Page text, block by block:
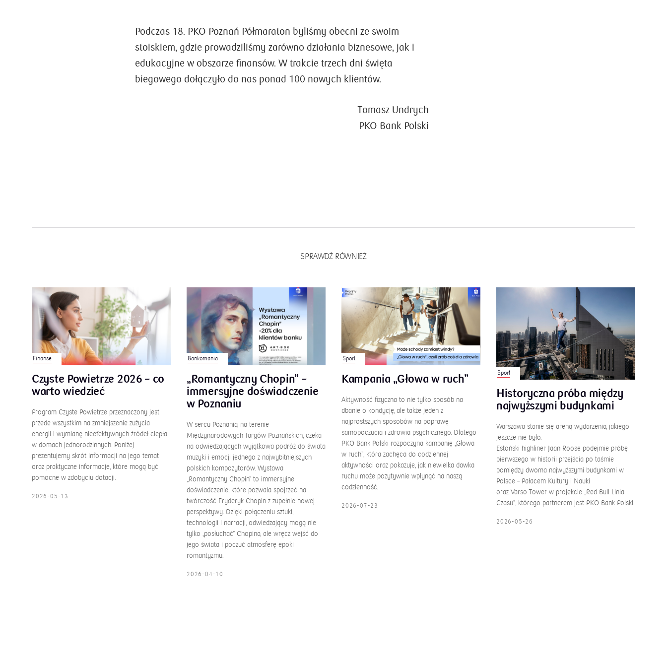
Podczas 18. PKO Poznań Półmaraton byliśmy obecni ze swoim
stoiskiem, gdzie prowadziliśmy zarówno działania biznesowe, jak i
edukacyjne w obszarze finansów. W trakcie trzech dni święta
biegowego dołączyło do nas ponad 100 nowych klientów.
Tomasz Undrych
PKO Bank Polski
SPRAWDŹ RÓWNIEŻ
Finanse
Czyste Powietrze 2026 – co
warto wiedzieć
Program Czyste Powietrze przeznaczony jest
przede wszystkim na zmniejszenie zużycia
energii i wymianę nieefektywnych źródeł ciepła
w domach jednorodzinnych. Poniżej
prezentujemy skrót informacji na jego temat
oraz praktyczne informacje, które mogą być
pomocne w zdobyciu dotacji.
2026-05-13
Bankomania
„Romantyczny Chopin” –
immersyjne doświadczenie
w Poznaniu
W sercu Poznania, na terenie
Międzynarodowych Targów Poznańskich, czeka
na odwiedzających wyjątkowa podróż do świata
muzyki i emocji jednego z najwybitniejszych
polskich kompozytorów. Wystawa
„Romantyczny Chopin” to immersyjne
doświadczenie, które pozwala spojrzeć na
twórczość Fryderyk Chopin z zupełnie nowej
perspektywy. Dzięki połączeniu sztuki,
technologii i narracji, odwiedzający mogą nie
tylko „posłuchać” Chopina, ale wręcz wejść do
jego świata i poczuć atmosferę epoki
romantyzmu.
2026-04-10
Sport
Kampania „Głowa w ruch”
Aktywność fizyczna to nie tylko sposób na
dbanie o kondycję, ale także jeden z
najprostszych sposobów na poprawę
samopoczucia i zdrowia psychicznego. Dlatego
PKO Bank Polski rozpoczyna kampanię „Głowa
w ruch”, która zachęca do codziennej
aktywności oraz pokazuje, jak niewielka dawka
ruchu może pozytywnie wpłynąć na naszą
codzienność.
2026-07-23
Sport
Historyczna próba między
najwyższymi budynkami
Warszawa stanie się areną wydarzenia, jakiego
jeszcze nie było.
Estoński highliner Jaan Roose podejmie próbę
pierwszego w historii przejścia po taśmie
pomiędzy dwoma najwyższymi budynkami w
Polsce – Pałacem Kultury i Nauki
oraz Varso Tower w projekcie „Red Bull Linia
Czasu”, którego partnerem jest PKO Bank Polski.
2026-05-26